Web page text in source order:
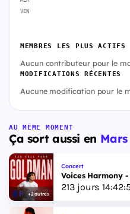
VEN
MEMBRES LES PLUS ACTIFS
Aucun contributeur pour le
MODIFICATIONS RÉCENTES
Aucune modification pour le
AU MÊME MOMENT
Ça sort aussi en Mars
+2 autres
Concert
Voices Harmony
213jours 14:42: